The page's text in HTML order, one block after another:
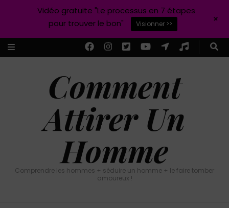
Comment
Attirer Un
Homme
Comprendre les hommes + séduire un homme + le faire tomber
amoureux !
Vidéo gratuite "Le processus en 7 étapes
pour trouver le bon"
Visionner >> +